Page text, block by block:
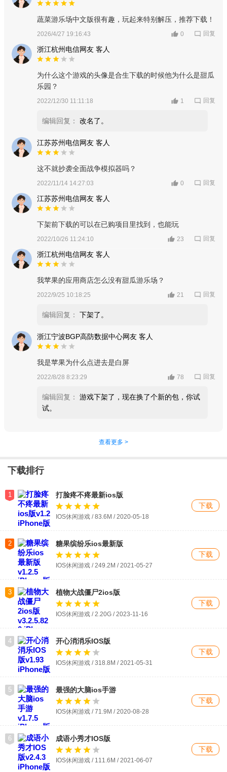
蔬菜游乐场中文版很有趣，玩起来特别解压，推荐下载！
2026/4/27 19:16:43 0 回复
浙江杭州电信网友 客人
为什么这个游戏的头像是合生下载的时候他为什么是甜瓜
乐园？
2022/12/30 11:11:18 1 回复
编辑回复： 改名了。
江苏苏州电信网友 客人
这不就抄袭全面战争模拟器吗？
2022/11/14 14:27:03 0 回复
江苏苏州电信网友 客人
下架前下载的可以在已购项目里找到，也能玩
2022/10/26 11:24:10 23 回复
浙江杭州电信网友 客人
我苹果的应用商店怎么没有甜瓜游乐场？
2022/9/25 10:18:25 21 回复
编辑回复： 下架了。
浙江宁波BGP高防数据中心网友 客人
我是苹果为什么点进去是白屏
2022/8/28 8:23:29 78 回复
编辑回复：
游戏下架了，现在换了个新的包，你试
试。
查看更多 >
下载排行
1 打脸疼不疼最新ios版
IOS休闲游戏 / 83.6M / 2020-05-18
下载
2 糖果缤纷乐ios最新版
IOS休闲游戏 / 249.2M / 2021-05-27
下载
3 植物大战僵尸2ios版
IOS休闲游戏 / 2.20G / 2023-11-16
下载
4 开心消消乐IOS版
IOS休闲游戏 / 318.8M / 2021-05-31
下载
5 最强的大脑ios手游
IOS休闲游戏 / 71.9M / 2020-08-28
下载
6 成语小秀才IOS版
IOS休闲游戏 / 111.6M / 2021-06-07
下载